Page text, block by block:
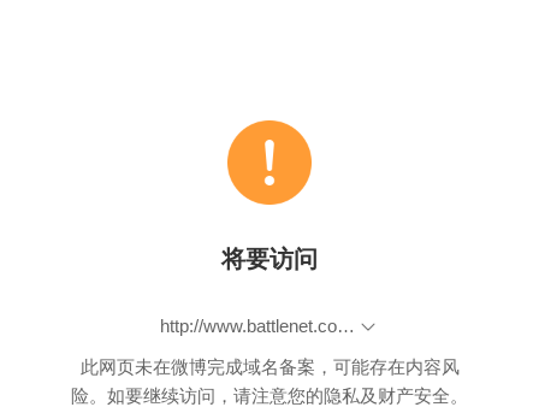
将要访问
http://www.battlenet.com.cn/sc2/zh/
此网页未在微博完成域名备案，可能存在内容风
险。如要继续访问，请注意您的隐私及财产安全。